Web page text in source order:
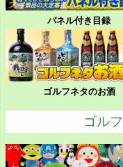
パネル付き目録
ゴルフネタのお酒
ゴル